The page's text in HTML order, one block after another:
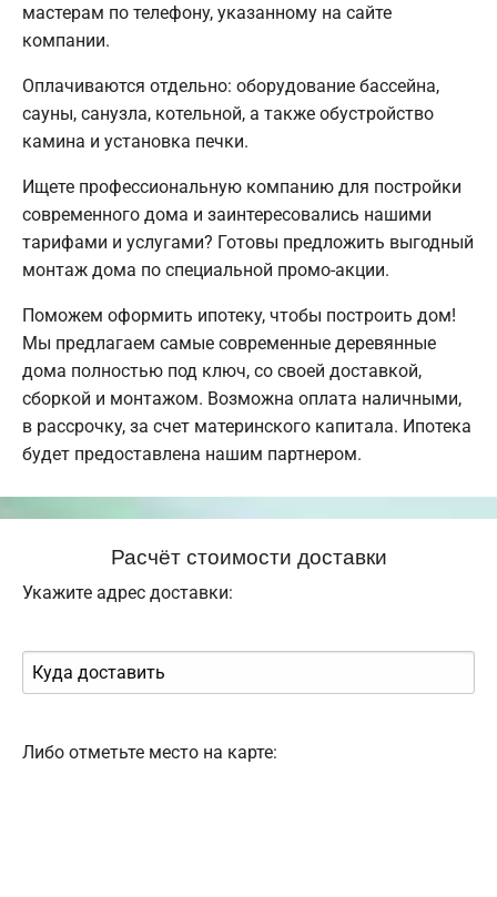
мастерам по телефону, указанному на сайте
компании.
Оплачиваются отдельно: оборудование бассейна,
сауны, санузла, котельной, а также обустройство
камина и установка печки.
Ищете профессиональную компанию для постройки
современного дома и заинтересовались нашими
тарифами и услугами? Готовы предложить выгодный
монтаж дома по специальной промо-акции.
Поможем оформить ипотеку, чтобы построить дом!
Мы предлагаем самые современные деревянные
дома полностью под ключ, со своей доставкой,
сборкой и монтажом. Возможна оплата наличными,
в рассрочку, за счет материнского капитала. Ипотека
будет предоставлена нашим партнером.
Расчёт стоимости доставки
Укажите адрес доставки:
Либо отметьте место на карте: